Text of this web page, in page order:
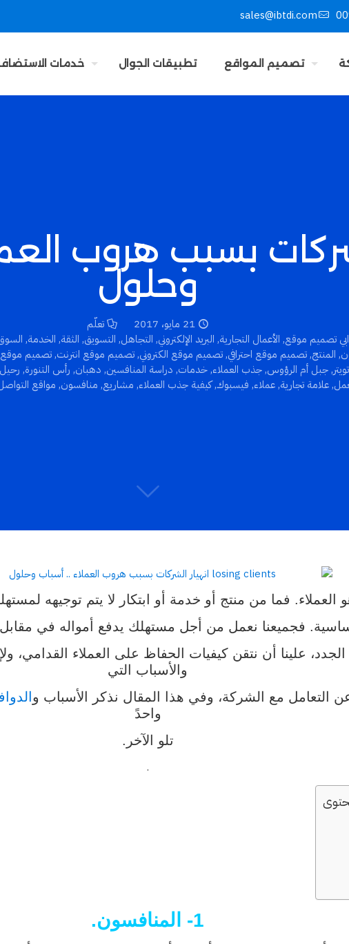
sales@ibtdi.com
تصميم المواقع تطبيقات الجوال خدمات
بسبب هروب
وحلول
21 مايو، 2017
تعلّم
ابي تصميم موقع, الأعمال التجارية, البريد الإلكتروني, التجاهل, التسويق, الثقة, الخدمة,
, المنتج,تصميم موقع احترافي,تصميم موقع الكتروني,تصميم موقع انترنت,تصميم
تويتر,جبل أم الرؤوس,جذب العملاء,خدمات, دراسة المنافسين, دهبان, رأس التنورة,
,علامة تجارية,عملاء, فيسبوك,كيفية جذب العملاء, مشاريع, منافسون, مواقع
فما من منتج أو خدمة أو ابتكار لا يتم توجيهه
فجميعنا نعمل من أجل مستهلك يدفع أمواله في مقابل
علينا أن نتقن كيفيات الحفاظ على العملاء القدامي،
والأسباب التي
التعامل مع الشركة، وفي هذا المقال نذكر الأسباب و
واحدً
تلو الآخر.
.
1- المنافسون.